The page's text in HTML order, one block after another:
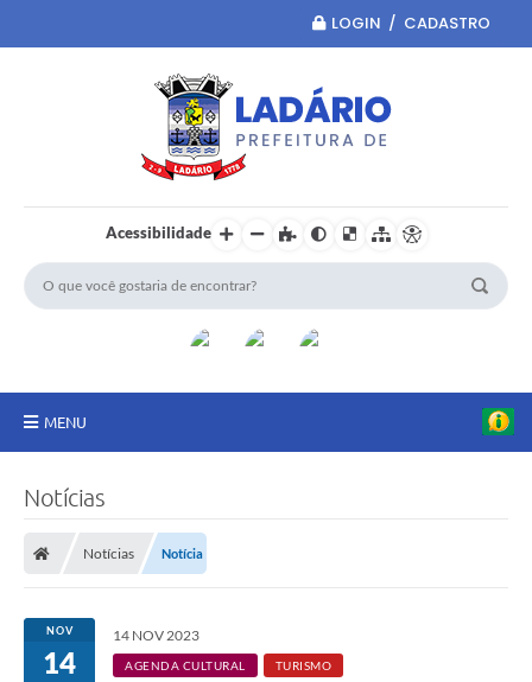
LOGIN / CADASTRO
Acessibilidade
MENU
LICITAÇÕES E CONTRATOS
Secretarias
Leis e Decretos
Notícias
Notícias Notícia
NOV
14
14 NOV 2023
AGENDA CULTURAL TURISMO